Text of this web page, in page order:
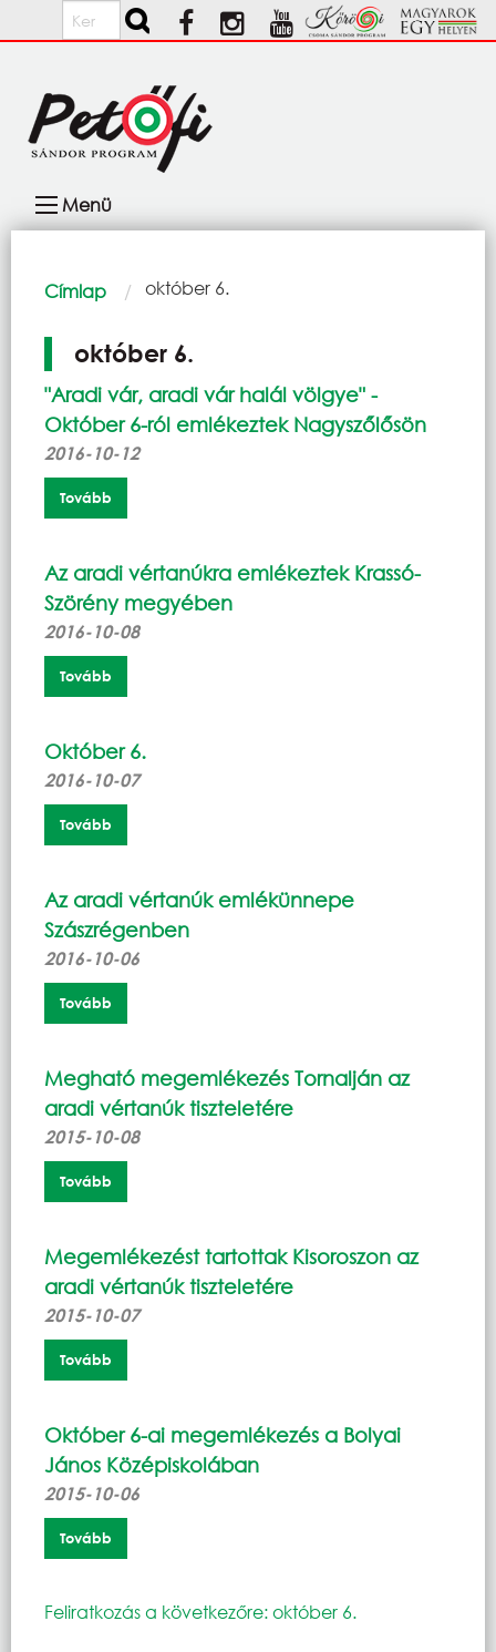
Ugrás a tartalomra
Keresés
navigáció
Menü
Morzsa
Címlap Current:
október 6.
október 6.
"Aradi vár, aradi vár halál völgye" -
Október 6-ról emlékeztek Nagyszőlősön
2016-10-12
Tovább
Az aradi vértanúkra emlékeztek Krassó-
Szörény megyében
2016-10-08
Tovább
Október 6.
2016-10-07
Tovább
Az aradi vértanúk emlékünnepe
Szászrégenben
2016-10-06
Tovább
Megható megemlékezés Tornalján az
aradi vértanúk tiszteletére
2015-10-08
Tovább
Megemlékezést tartottak Kisoroszon az
aradi vértanúk tiszteletére
2015-10-07
Tovább
Október 6-ai megemlékezés a Bolyai
János Középiskolában
2015-10-06
Tovább
Feliratkozás a következőre: október 6.